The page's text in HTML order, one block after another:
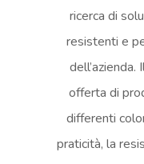
ricerca di
resistenti e
dell’azienda.
offerta di
differenti
praticità, la